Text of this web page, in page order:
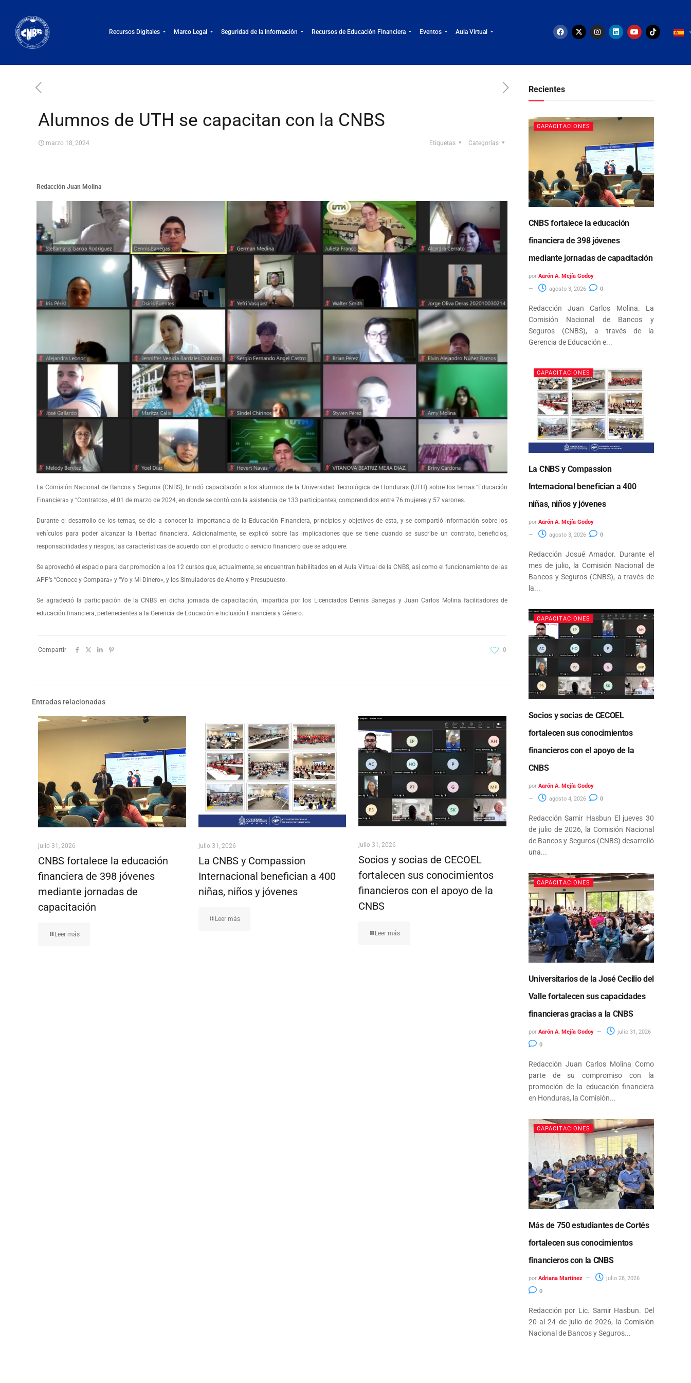
Recursos Digitales Marco Legal Seguridad de la Información Recursos de Educación Financiera Eventos Aula Virtual
Alumnos de UTH se capacitan con la CNBS
marzo 18, 2024 Categorías
Etiquetas
Redacción Juan Molina
La Comisión Nacional de Bancos y Seguros (CNBS), brindó capacitación a los alumnos de la Universidad Tecnológica de Honduras (UTH) sobre los temas “Educación
Financiera» y “Contratos», el 01 de marzo de 2024, en donde se contó con la asistencia de 133 participantes, comprendidos entre 76 mujeres y 57 varones.
Durante el desarrollo de los temas, se dio a conocer la importancia de la Educación Financiera, principios y objetivos de esta, y se compartió información sobre los
vehículos para poder alcanzar la libertad financiera. Adicionalmente, se explicó sobre las implicaciones que se tiene cuando se suscribe un contrato, beneficios,
responsabilidades y riesgos, las características de acuerdo con el producto o servicio financiero que se adquiere.
Se aprovechó el espacio para dar promoción a los 12 cursos que, actualmente, se encuentran habilitados en el Aula Virtual de la CNBS, así como el funcionamiento de las
APP’s “Conoce y Compara» y “Yo y Mi Dinero», y los Simuladores de Ahorro y Presupuesto.
Se agradeció la participación de la CNBS en dicha jornada de capacitación, impartida por los Licenciados Dennis Banegas y Juan Carlos Molina facilitadores de
educación financiera, pertenecientes a la Gerencia de Educación e Inclusión Financiera y Género.
Compartir 0
Entradas relacionadas
julio 31, 2026
CNBS fortalece la educación
financiera de 398 jóvenes
mediante jornadas de
capacitación
Leer más
julio 31, 2026
La CNBS y Compassion
Internacional benefician a 400
niñas, niños y jóvenes
Leer más
julio 31, 2026
Socios y socias de CECOEL
fortalecen sus conocimientos
financieros con el apoyo de la
CNBS
Leer más
Recientes
CAPACITACIONES
CNBS fortalece la educación
financiera de 398 jóvenes
mediante jornadas de capacitación
por Aarón A. Mejía Godoy
agosto 3, 2026
0
Redacción Juan Carlos Molina. La
Comisión Nacional de Bancos y
Seguros (CNBS), a través de la
Gerencia de Educación e...
CAPACITACIONES
La CNBS y Compassion
Internacional benefician a 400
niñas, niños y jóvenes
por Aarón A. Mejía Godoy
agosto 3, 2026
0
Redacción Josué Amador. Durante el
mes de julio, la Comisión Nacional de
Bancos y Seguros (CNBS), a través de
la...
CAPACITACIONES
Socios y socias de CECOEL
fortalecen sus conocimientos
financieros con el apoyo de la
CNBS
por Aarón A. Mejía Godoy
agosto 4, 2026
0
Redacción Samir Hasbun El jueves 30
de julio de 2026, la Comisión Nacional
de Bancos y Seguros (CNBS) desarrolló
una...
CAPACITACIONES
Universitarios de la José Cecilio del
Valle fortalecen sus capacidades
financieras gracias a la CNBS
por Aarón A. Mejía Godoy
julio 31, 2026
0
Redacción Juan Carlos Molina Como
parte de su compromiso con la
promoción de la educación financiera
en Honduras, la Comisión...
CAPACITACIONES
Más de 750 estudiantes de Cortés
fortalecen sus conocimientos
financieros con la CNBS
por Adriana Martinez
julio 28, 2026
0
Redacción por Lic. Samir Hasbun. Del
20 al 24 de julio de 2026, la Comisión
Nacional de Bancos y Seguros...